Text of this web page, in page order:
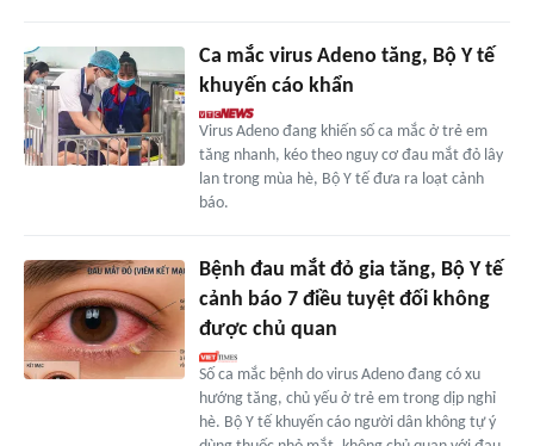
Ca mắc virus Adeno tăng, Bộ Y tế
khuyến cáo khẩn
Virus Adeno đang khiến số ca mắc ở trẻ em
tăng nhanh, kéo theo nguy cơ đau mắt đỏ lây
lan trong mùa hè, Bộ Y tế đưa ra loạt cảnh
báo.
Bệnh đau mắt đỏ gia tăng, Bộ Y tế
cảnh báo 7 điều tuyệt đối không
được chủ quan
Số ca mắc bệnh do virus Adeno đang có xu
hướng tăng, chủ yếu ở trẻ em trong dịp nghỉ
hè. Bộ Y tế khuyến cáo người dân không tự ý